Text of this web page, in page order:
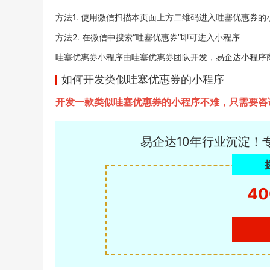
方法1. 使用微信扫描本页面上方二维码进入哇塞优惠券的
方法2. 在微信中搜索“哇塞优惠券”即可进入小程序
哇塞优惠券小程序由哇塞优惠券团队开发，易企达小程
如何开发类似哇塞优惠券的小程序
开发一款类似哇塞优惠券的小程序不难，只需要
易企达10年行业沉淀！